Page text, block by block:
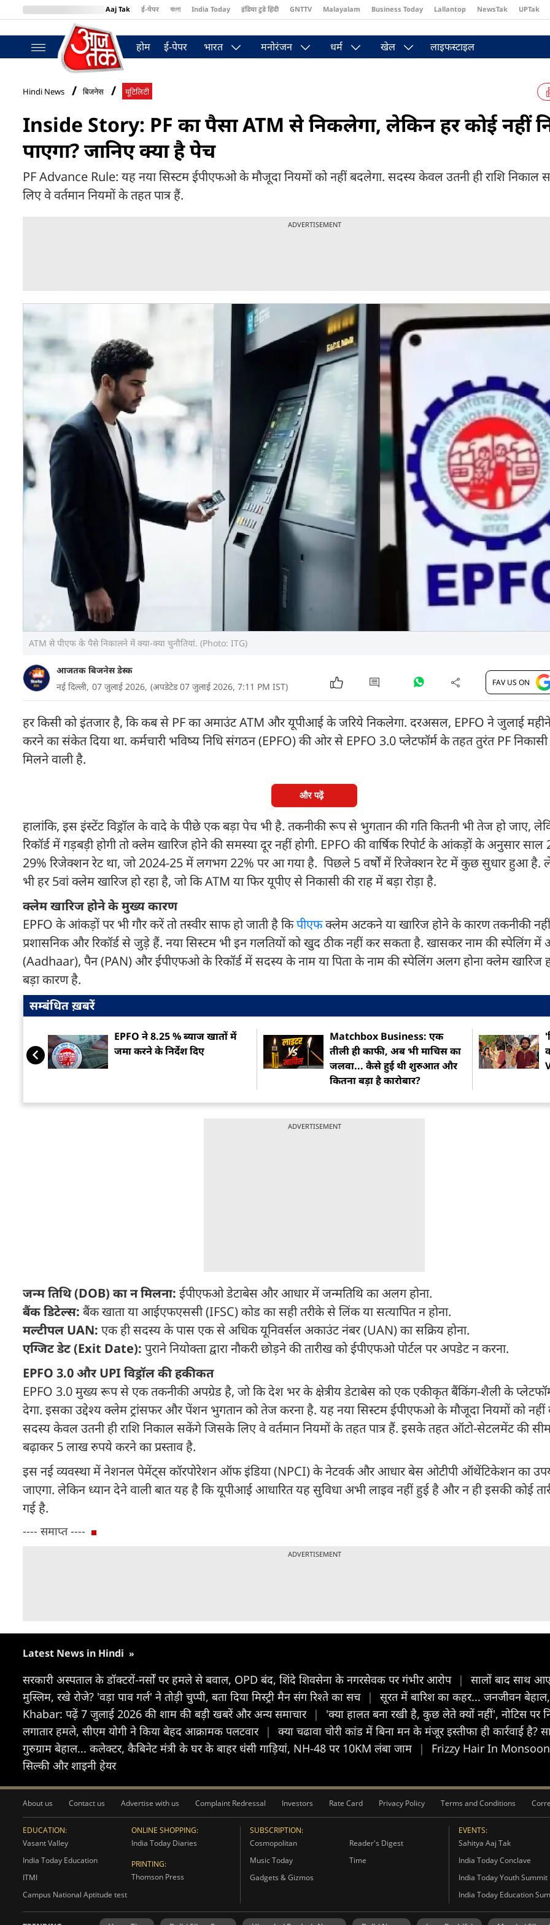
Aaj Tak ई-पेपर বাংলা India Today इंडिया टुडे हिंदी GNTTV Malayalam Business Today Lallantop NewsTak UPTak
BT Bazaar
होम ई-पेपर भारत मनोरंजन धर्म खेल लाइफस्टाइल
Hindi News बिजनेस यूटिलिटी
Inside Story: PF का पैसा ATM से निकलेगा, लेकिन हर कोई नहीं
पाएगा? जानिए क्या है पेच
PF Advance Rule: यह नया सिस्टम ईपीएफओ के मौजूदा नियमों को नहीं बदलेगा. सदस्य केवल उतनी ही राशि
लिए वे वर्तमान नियमों के तहत पात्र हैं.
ADVERTISEMENT
ATM से पीएफ के पैसे निकालने में क्या-क्या चुनौतियां. (Photo: ITG)
आजतक बिजनेस डेस्क
नई दिल्ली, 07 जुलाई 2026, (अपडेटेड 07 जुलाई 2026, 7:11 PM IST) FAV US ON
हर किसी को इंतजार है, कि कब से PF का अमाउंट ATM और यूपीआई के जरिये निकलेगा. दरअसल, EPFO ने जुलाई
करने का संकेत दिया था. कर्मचारी भविष्य निधि संगठन (EPFO) की ओर से EPFO 3.0 प्लेटफॉर्म के तहत तुरंत PF निकासी
मिलने वाली है.
और पढ़ें
हालांकि, इस इंस्टेंट विड्रॉल के वादे के पीछे एक बड़ा पेच भी है. तकनीकी रूप से भुगतान की गति कितनी भी तेज हो जाए,
रिकॉर्ड में गड़बड़ी होगी तो क्लेम खारिज होने की समस्या दूर नहीं होगी. EPFO की वार्षिक रिपोर्ट के आंकड़ों के अनुसार
29% रिजेक्शन रेट था, जो 2024-25 में लगभग 22% पर आ गया है. पिछले 5 वर्षों में रिजेक्शन रेट में कुछ सुधार हुआ है.
भी हर 5वां क्लेम खारिज हो रहा है, जो कि ATM या फिर यूपीए से निकासी की राह में बड़ा रोड़ा है.
क्लेम खारिज होने के मुख्य कारण
EPFO के आंकड़ों पर भी गौर करें तो तस्वीर साफ हो जाती है किपीएफक्लेम अटकने या खारिज होने के कारण तकनीकी
प्रशासनिक और रिकॉर्ड से जुड़े हैं. नया सिस्टम भी इन गलतियों को खुद ठीक नहीं कर सकता है. खासकर नाम की स्पेलिंग में
(Aadhaar), पैन (PAN) और ईपीएफओ के रिकॉर्ड में सदस्य के नाम या पिता के नाम की स्पेलिंग अलग होना क्लेम खारिज
बड़ा कारण है.
सम्बंधित ख़बरें
EPFO ने 8.25 % ब्याज खातों में
जमा करने के निर्देश दिए
Matchbox Business: एक
तीली ही काफी, अब भी माचिस का
जलवा... कैसे हुई थी शुरुआत और
कितना बड़ा है कारोबार?
ADVERTISEMENT
जन्म तिथि (DOB) का न मिलना: ईपीएफओ डेटाबेस और आधार में जन्मतिथि का अलग होना.
बैंक डिटेल्स: बैंक खाता या आईएफएससी (IFSC) कोड का सही तरीके से लिंक या सत्यापित न होना.
मल्टीपल UAN: एक ही सदस्य के पास एक से अधिक यूनिवर्सल अकाउंट नंबर (UAN) का सक्रिय होना.
एग्जिट डेट (Exit Date): पुराने नियोक्ता द्वारा नौकरी छोड़ने की तारीख को ईपीएफओ पोर्टल पर अपडेट न करना.
EPFO 3.0 और UPI विड्रॉल की हकीकत
EPFO 3.0 मुख्य रूप से एक तकनीकी अपग्रेड है, जो कि देश भर के क्षेत्रीय डेटाबेस को एक एकीकृत बैंकिंग-शैली के
देगा. इसका उद्देश्य क्लेम ट्रांसफर और पेंशन भुगतान को तेज करना है. यह नया सिस्टम ईपीएफओ के मौजूदा नियमों को नहीं
सदस्य केवल उतनी ही राशि निकाल सकेंगे जिसके लिए वे वर्तमान नियमों के तहत पात्र हैं. इसके तहत ऑटो-सेटलमेंट की
बढ़ाकर 5 लाख रुपये करने का प्रस्ताव है.
इस नई व्यवस्था में नेशनल पेमेंट्स कॉरपोरेशन ऑफ इंडिया (NPCI) के नेटवर्क और आधार बेस ओटीपी ऑथेंटिकेशन का
जाएगा. लेकिन ध्यान देने वाली बात यह है कि यूपीआई आधारित यह सुविधा अभी लाइव नहीं हुई है और न ही इसकी कोई
गई है.
---- समाप्त ----
ADVERTISEMENT
Latest News in Hindi »
सरकारी अस्पताल के डॉक्टरों-नर्सों पर हमले से बवाल, OPD बंद, शिंदे शिवसेना के नगरसेवक पर गंभीर आरोप | सालों बाद साथ
मुस्लिम, रखे रोजे? 'वड़ा पाव गर्ल' ने तोड़ी चुप्पी, बता दिया मिस्ट्री मैन संग रिश्ते का सच | सूरत में बारिश का कहर... जनजीवन
Khabar: पढ़ें 7 जुलाई 2026 की शाम की बड़ी खबरें और अन्य समाचार | 'क्या हालत बना रखी है, कुछ लेते क्यों नहीं', नोटिस
लगातार हमले, सीएम योगी ने क‍िया बेहद आक्रामक पलटवार | क्या चढावा चोरी कांड में बिना मन के मंजूर इस्तीफा ही कार्रवाई
गुरुग्राम बेहाल... कलेक्टर, कैबिनेट मंत्री के घर के बाहर धंसी गाड़ियां, NH-48 पर 10KM लंबा जाम
|
Frizzy Hair In Monsoon:
सिल्की और शाइनी हेयर
About us Contact us Advertise with us Complaint Redressal Investors Rate Card Privacy Policy Terms and Conditions
EDUCATION:
Vasant Valley
India Today Education
ITMI
Campus National Aptitude test
ONLINE SHOPPING:
India Today Diaries
PRINTING:
Thomson Press
SUBSCRIPTION:
Cosmopolitan
Reader's Digest
Music Today
Time
Gadgets & Gizmos
EVENTS:
Sahitya Aaj Tak
India Today Conclave
India Today Youth Summit
India Today Education